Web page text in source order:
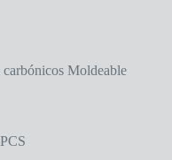
Moldeable